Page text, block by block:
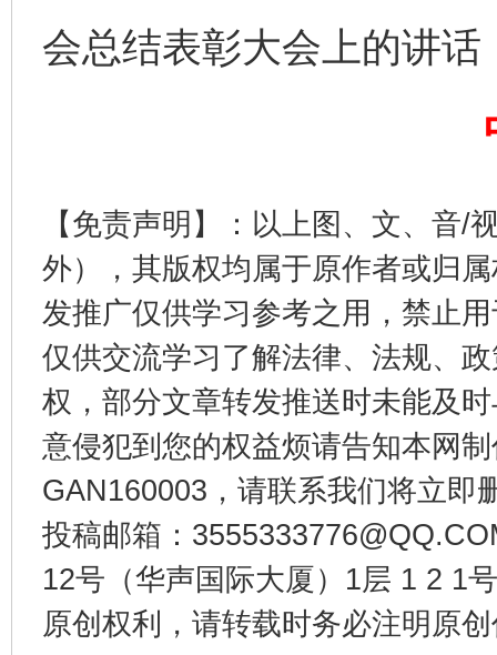
会总结表彰大会上的讲话
【免责声明】：以上图、文、音/
外），其版权均属于原作者或归
发推广仅供学习参考之用，禁止
仅供交流学习了解法律、法规、
权，部分文章转发推送时未能及
意侵犯到您的权益烦请告知本网
GAN160003，请联系我们将立即
投稿邮箱：
12号（华声国际大厦）1层 1 2 1
原创权利，请转载时务必注明原
东山县通报“牛蛙产品抗生素超标问题” 法
千年窑火 生生不息 一